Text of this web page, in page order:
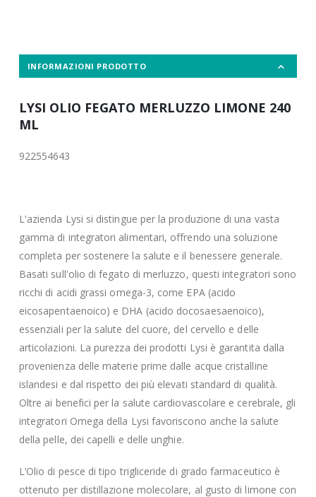
INFORMAZIONI PRODOTTO
LYSI OLIO FEGATO MERLUZZO LIMONE 240
ML
922554643
L'azienda Lysi si distingue per la produzione di una vasta
gamma di integratori alimentari, offrendo una soluzione
completa per sostenere la salute e il benessere generale.
Basati sull'olio di fegato di merluzzo, questi integratori sono
ricchi di acidi grassi omega-3, come EPA (acido
eicosapentaenoico) e DHA (acido docosaesaenoico),
essenziali per la salute del cuore, del cervello e delle
articolazioni. La purezza dei prodotti Lysi è garantita dalla
provenienza delle materie prime dalle acque cristalline
islandesi e dal rispetto dei più elevati standard di qualità.
Oltre ai benefici per la salute cardiovascolare e cerebrale, gli
integratori Omega della Lysi favoriscono anche la salute
della pelle, dei capelli e delle unghie.
L’Olio di pesce di tipo trigliceride di grado farmaceutico è
ottenuto per distillazione molecolare, al gusto di limone con